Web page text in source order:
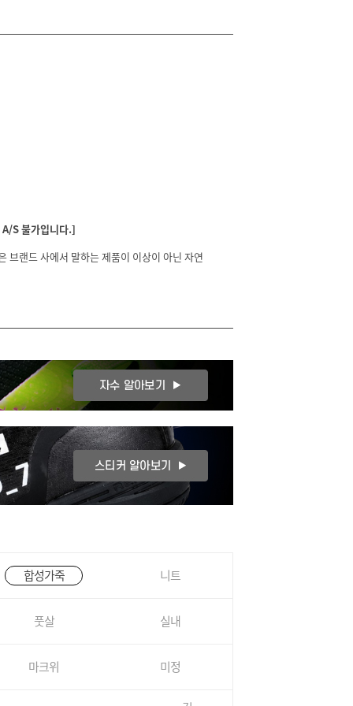
S 불가입니다.]
브랜드 사에서 말하는 제품이 이상이 아닌 자연
합성가죽 니트
풋살 실내
마크위 미정